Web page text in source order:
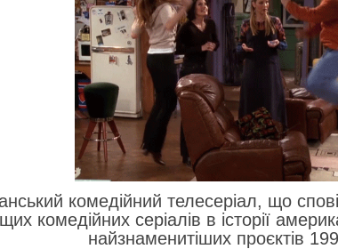
комедійний телесеріал, що
комедійних серіалів в історії
найзнаменитіших проєктів